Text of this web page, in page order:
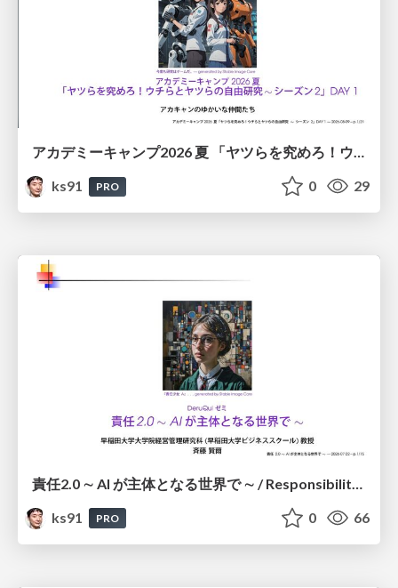
アカデミーキャンプ2026 夏 「ヤツらを究めろ！ウチらとヤツらの自由研究∼ シーズン2」DAY 1 / Academy Camp 2026 Summer: Master Them! Our Independent Research Project with Them—Season 2 DAY1
ks91
PRO 0 29
ks91
PRO 0 66